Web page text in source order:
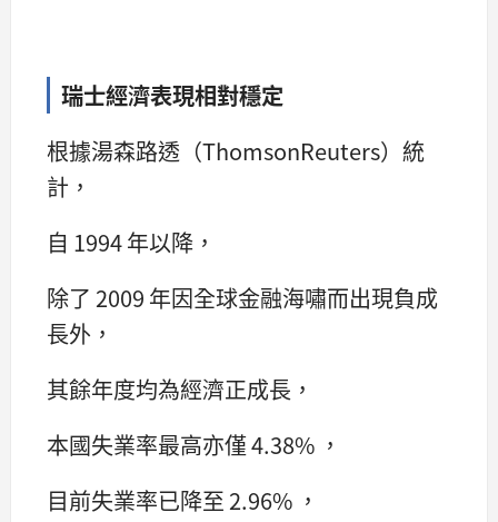
瑞士經濟表現相對穩定
根據湯森路透（ThomsonReuters）統
計，
自 1994 年以降，
除了 2009 年因全球金融海嘯而出現負成
長外，
其餘年度均為經濟正成長，
本國失業率最高亦僅 4.38% ，
目前失業率已降至 2.96% ，